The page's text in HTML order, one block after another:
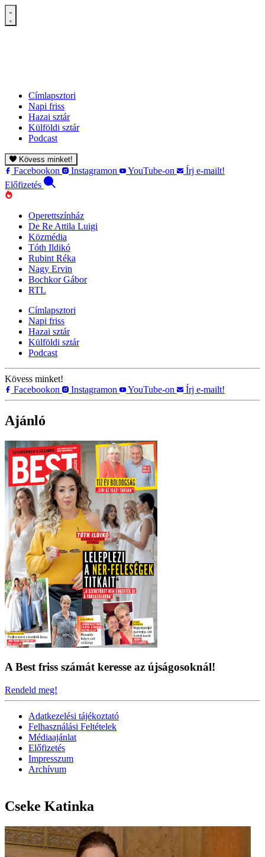
Címlapsztori
Napi friss
Hazai sztár
Külföldi sztár
Podcast
Kövess minket!
Facebookon Instagramon YouTube-on
Írj e-mailt!
Előfizetés
Operettszínház
De Re Attila Luigi
Közmédia
Tóth Ildikó
Rubint Réka
Nagy Ervin
Bochkor Gábor
RTL
Címlapsztori
Napi friss
Hazai sztár
Külföldi sztár
Podcast
Kövess minket!
Facebookon
Instagramon YouTube-on Írj e-mailt!
Ajánló
A Best friss számát keresse az újságosoknál!
Rendeld meg!
Adatkezelési tájékoztató
Felhasználási Feltételek
Médiaajánlat
Előfizetés
Impresszum
Archívum
Cseke Katinka